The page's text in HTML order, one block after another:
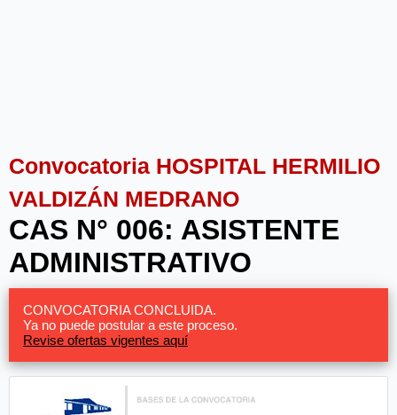
Convocatoria HOSPITAL HERMILIO
VALDIZÁN MEDRANO
CAS N° 006: ASISTENTE
ADMINISTRATIVO
CONVOCATORIA CONCLUIDA.
Ya no puede postular a este proceso.
Revise ofertas vigentes aquí